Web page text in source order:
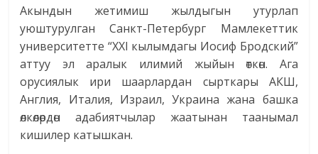
Акындын жетимиш жылдыгын утурлап
уюштурулган Санкт-Петербург Мамлекеттик
университетте “XXI кылымдагы Иосиф Бродский”
аттуу эл аралык илимий жыйын өткөн. Ага
орусиялык ири шаарлардан сырткары АКШ,
Англия, Италия, Израил, Украина жана башка
өлкөлөрдөн адабиятчылар жаатынан таанымал
кишилер катышкан.